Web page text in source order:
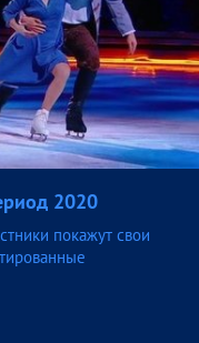
2020
покажут свои